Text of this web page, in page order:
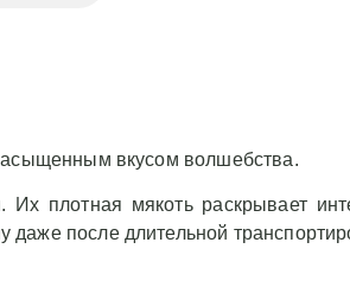
вкусом волшебства.
плотная мякоть раскрывает
после длительной